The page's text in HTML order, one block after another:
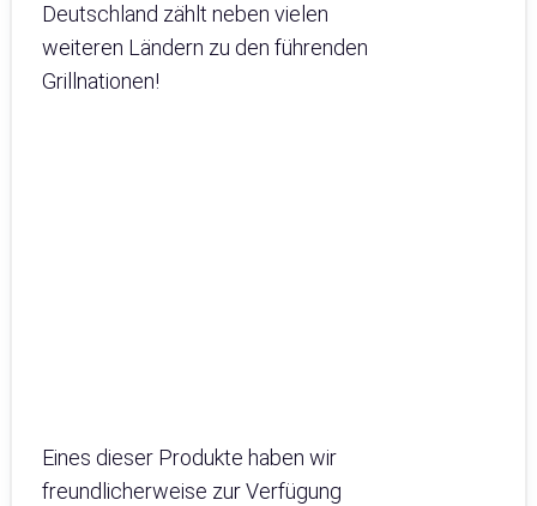
Deutschland zählt neben vielen
weiteren Ländern zu den führenden
Grillnationen!
Eines dieser Produkte haben wir
freundlicherweise zur Verfügung